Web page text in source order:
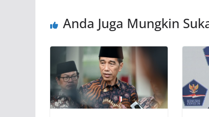
Anda Juga Mungkin